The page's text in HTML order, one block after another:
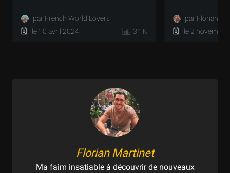
par French World Lovers
🗓️ le 10 avril 2024
3.1K
par Florian
🗓️ le 2 novembre
Florian Martinet
Ma faim insatiable à découvrir de nouveaux